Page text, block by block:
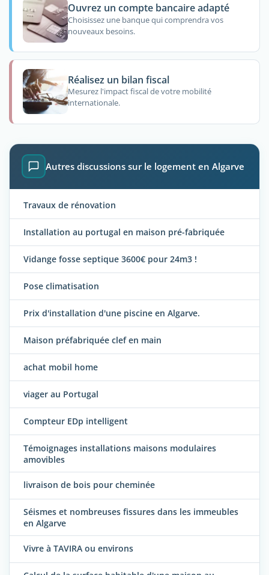
Ouvrez un compte bancaire adapté
Choisissez une banque qui comprendra vos
nouveaux besoins.
Réalisez un bilan fiscal
Mesurez l'impact fiscal de votre mobilité
internationale.
Autres discussions sur le logement en Algarve
Travaux de rénovation
Installation au portugal en maison pré-fabriquée
Vidange fosse septique 3600€ pour 24m3 !
Pose climatisation
Prix d'installation d'une piscine en Algarve.
Maison préfabriquée clef en main
achat mobil home
viager au Portugal
Compteur EDp intelligent
Témoignages installations maisons modulaires
amovibles
livraison de bois pour cheminée
Séismes et nombreuses fissures dans les immeubles
en Algarve
Vivre à TAVIRA ou environs